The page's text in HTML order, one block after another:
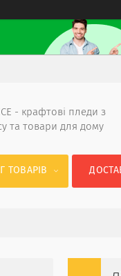
- крафтові пледи з
та товари для дому
ТОВАРІВ